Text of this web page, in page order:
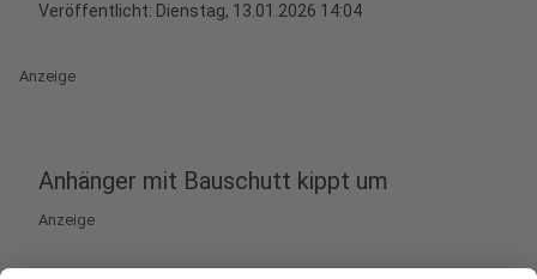
Veröffentlicht: Dienstag, 13.01.2026 14:04
Anzeige
Anhänger mit Bauschutt kippt um
Anzeige